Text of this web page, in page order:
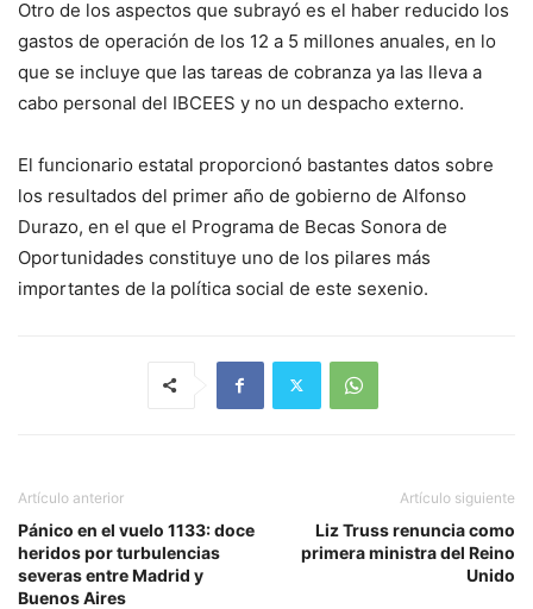
Otro de los aspectos que subrayó es el haber reducido los
gastos de operación de los 12 a 5 millones anuales, en lo
que se incluye que las tareas de cobranza ya las lleva a
cabo personal del IBCEES y no un despacho externo.
El funcionario estatal proporcionó bastantes datos sobre
los resultados del primer año de gobierno de Alfonso
Durazo, en el que el Programa de Becas Sonora de
Oportunidades constituye uno de los pilares más
importantes de la política social de este sexenio.
Artículo anterior
Pánico en el vuelo 1133: doce
heridos por turbulencias
severas entre Madrid y
Buenos Aires
Artículo siguiente
Liz Truss renuncia como
primera ministra del Reino
Unido